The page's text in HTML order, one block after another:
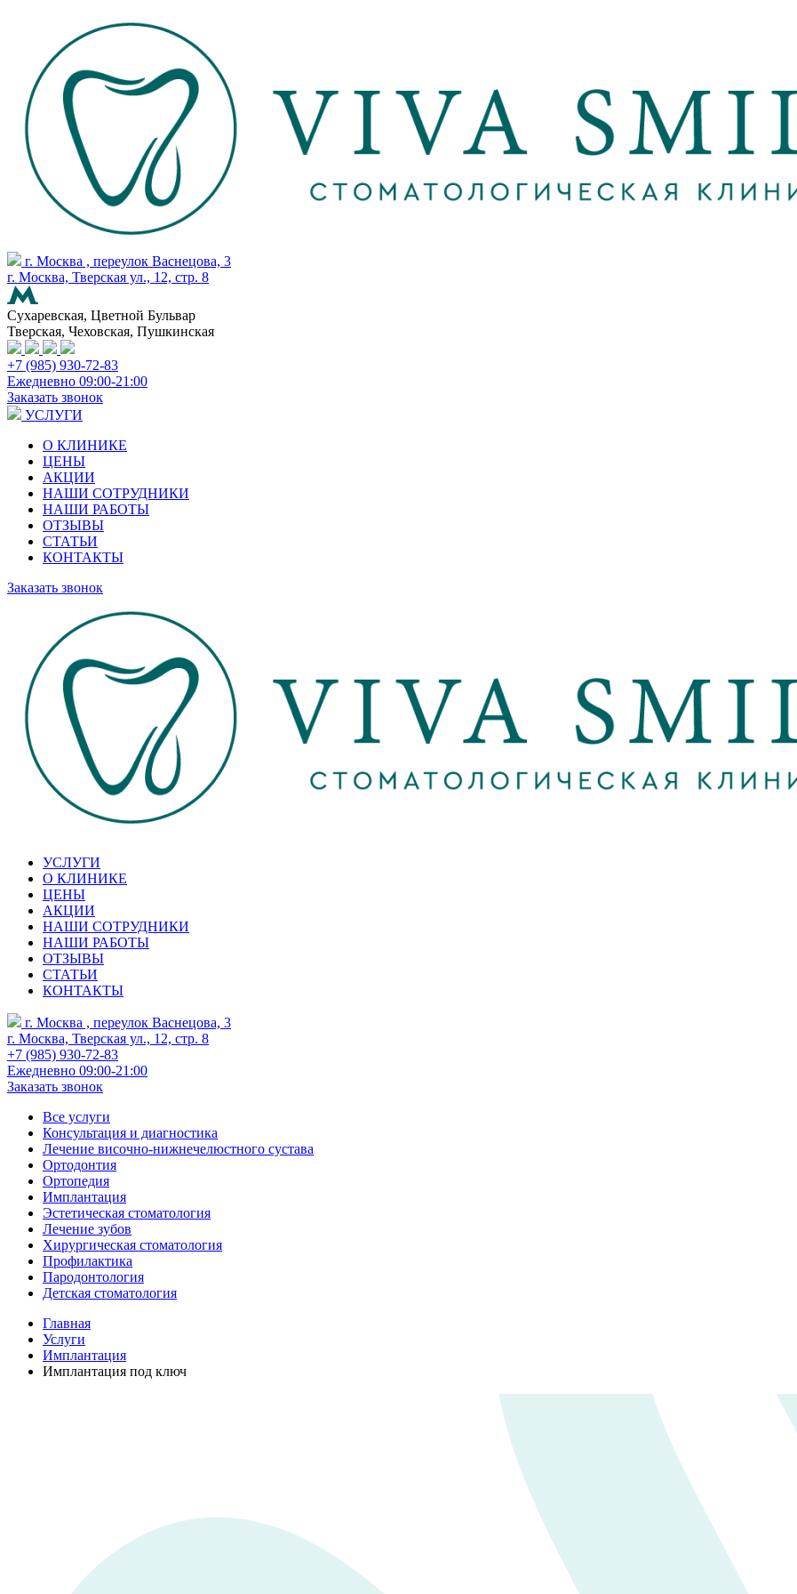
г. Москва , переулок Васнецова, 3
г. Москва, Тверская ул., 12, стр. 8
Сухаревская, Цветной Бульвар
Тверская, Чеховская, Пушкинская
+7 (985) 930-72-83
Ежедневно 09:00-21:00
Заказать звонок
УСЛУГИ
О КЛИНИКЕ
ЦЕНЫ
АКЦИИ
НАШИ СОТРУДНИКИ
НАШИ РАБОТЫ
ОТЗЫВЫ
СТАТЬИ
КОНТАКТЫ
Заказать звонок
УСЛУГИ
О КЛИНИКЕ
ЦЕНЫ
АКЦИИ
НАШИ СОТРУДНИКИ
НАШИ РАБОТЫ
ОТЗЫВЫ
СТАТЬИ
КОНТАКТЫ
г. Москва , переулок Васнецова, 3
г. Москва, Тверская ул., 12, стр. 8
+7 (985) 930-72-83
Ежедневно 09:00-21:00
Заказать звонок
Все услуги
Консультация и диагностика
Лечение височно-нижнечелюстного сустава
Ортодонтия
Ортопедия
Имплантация
Эстетическая стоматология
Лечение зубов
Хирургическая стоматология
Профилактика
Пародонтология
Детская стоматология
Главная
Услуги
Имплантация
Имплантация под ключ